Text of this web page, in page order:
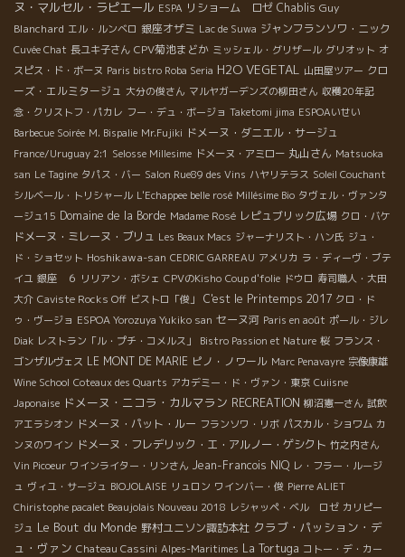
ヌ・マルセル・ラピエール ESPA リショーム ロゼ Chablis Guy
Blanchard エル・ルンベロ 銀座オザミ Lac de Suwa ジャンフランソワ・ニック
Cuvée Chat 長ユキ子さん CPV菊池まどか ミッシェル・グリザール グリオット オ
スピス・ド・ボーヌ Paris bistro Roba Seria H2O VEGETAL 山田屋ツアー クロ
ーズ・エルミタージュ 大分の俊さん マルヤガーデンズの柳田さん 収穫20年記
念・クリストフ・パカレ フー・デュ・ボージョ Taketomi jima ESPOAいせい
Barbecue Soirée M. Bispalie Mr.Fujiki ドメーヌ・ダニエル・サージュ
France/Uruguay 2:1 Selosse Millesime ドメーヌ・アミロー 丸山さん Matsuoka
san Le Tagine タパス・バー Salon Rue89 des Vins ハヤリテラス Soleil Couchant
シルベール・トリシャール L'Echappee belle rosé Millésime Bio タヴェル・ヴァンタ
ージュ15 Domaine de la Borde Madame Rosé レピュブリック広場 クロ・バケ
ドメーヌ・ミレーヌ・ブリュ Les Beaux Macs ジャーナリスト・ハン氏 ジュ・
ド・ショセット Hoshikawa-san CEDRIC GARREAU アメリカ ラ・ディーヴ・ブテ
イユ 銀座 ６ リリアン・ボシェ CPVのKisho Coup d'folie ドウロ 寿司職人・大田
大介 Caviste Rocks Off ビストロ「俊」 C'est le Printemps 2017 クロ・ド
ゥ・ヴージョ ESPOA Yorozuya Yukiko san セーヌ河 Paris en août ポール・ジレ
Diak レストラン「ル・プチ・コメルス」 Bistro Passion et Nature 桜 フランス・
ゴンザルヴェス LE MONT DE MARIE ピノ・ノワール Marc Penavayre 宗像康雄
Wine School Coteaux des Quarts アカデミー・ド・ヴァン・東京 Cuiisne
Japonaise ドメーヌ・ニコラ・カルマラン RECREATION 柳沼憲一さん 試飲
アエラシオン ドメーヌ・パット・ルー フランソワ・リボ パスカル・ショワム カ
ンヌのワイン ドメーヌ・フレデリック・エ・アルノー・ゲシクト 竹之内さん
Vin Picoeur ワインライター・リンさん Jean-Francois NIQ レ・フラー・ルージ
ュ ヴィユ・サージュ BIOJOLAISE リュロン ワインバー・俊 Pierre ALIET
Chiristophe pacalet Beaujolais Nouveau 2018 レシャッペ・ベル ロゼ カリピー
ジュ Le Bout du Monde 野村ユニソン諏訪本社 クラブ・パッション・デ
ュ・ヴァン Chateau Cassini Alpes-Maritimes La Tortuga コトー・デ・カー